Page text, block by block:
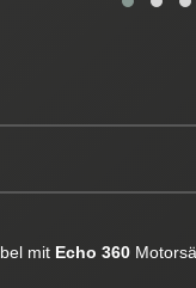
mit Echo 360